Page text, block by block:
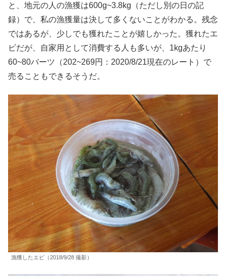
と、地元の人の漁獲は600g~3.8kg（ただし別の日の記
録）で、私の漁獲量は決して多くないことがわかる。残念
ではあるが、少しでも獲れたことが嬉しかった。獲れたエ
ビだが、自家用として消費する人も多いが、1kgあたり
60~80バーツ（202~269円：2020/8/21現在のレート）で
売ることもできるそうだ。
漁獲したエビ（2018/9/28 撮影）